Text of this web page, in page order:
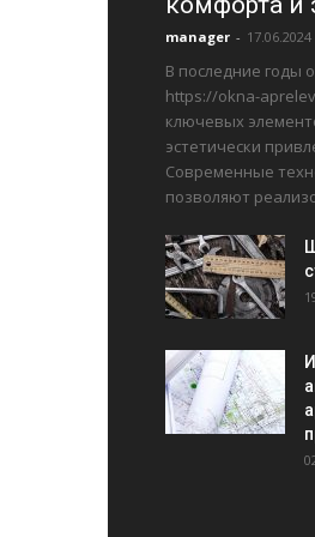
manager - 17.06.2024
В последние годы
https://okna-
ключевых
эстетически
Современные
позволяют